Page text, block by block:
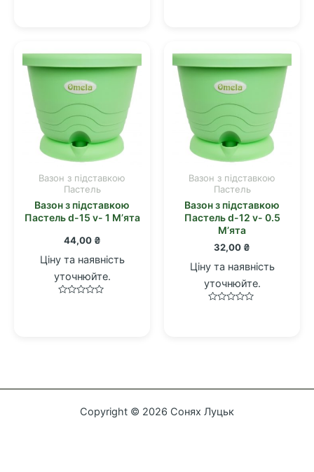
Вазон з підставкою
Пастель
Вазон з підставкою
Пастель d-15 v- 1 М’ята
44,00 ₴
Ціну та наявність
уточнюйте.
Вазон з підставкою
Пастель
Вазон з підставкою
Пастель d-12 v- 0.5
М’ята
32,00 ₴
Ціну та наявність
уточнюйте.
Copyright © 2026 Сонях Луцьк